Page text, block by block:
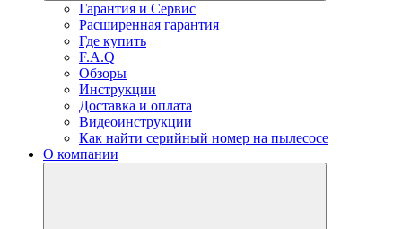
Гарантия и Сервис
Расширенная гарантия
Где купить
F.A.Q
Обзоры
Инструкции
Доставка и оплата
Видеоинструкции
Как найти серийный номер на пылесосе
О компании